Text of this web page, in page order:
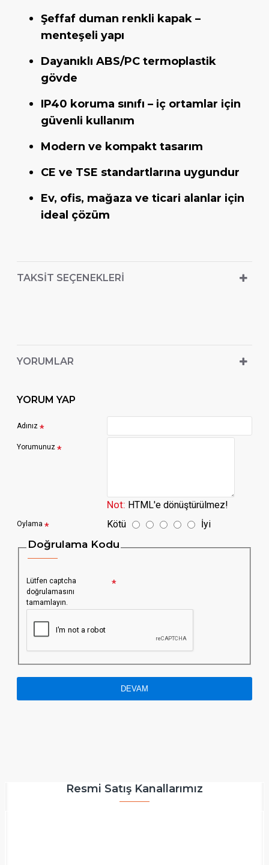
Şeffaf duman renkli kapak –
menteşeli yapı
Dayanıklı ABS/PC termoplastik
gövde
IP40 koruma sınıfı – iç ortamlar için
güvenli kullanım
Modern ve kompakt tasarım
CE ve TSE standartlarına uygundur
Ev, ofis, mağaza ve ticari alanlar için
ideal çözüm
TAKSIT SEÇENEKLERI
YORUMLAR
YORUM YAP
Adınız
Yorumunuz
Not: HTML'e dönüştürülmez!
Oylama Kötü İyi
Doğrulama Kodu
Lütfen captcha
doğrulamasını
tamamlayın.
DEVAM
Resmi Satış Kanallarımız